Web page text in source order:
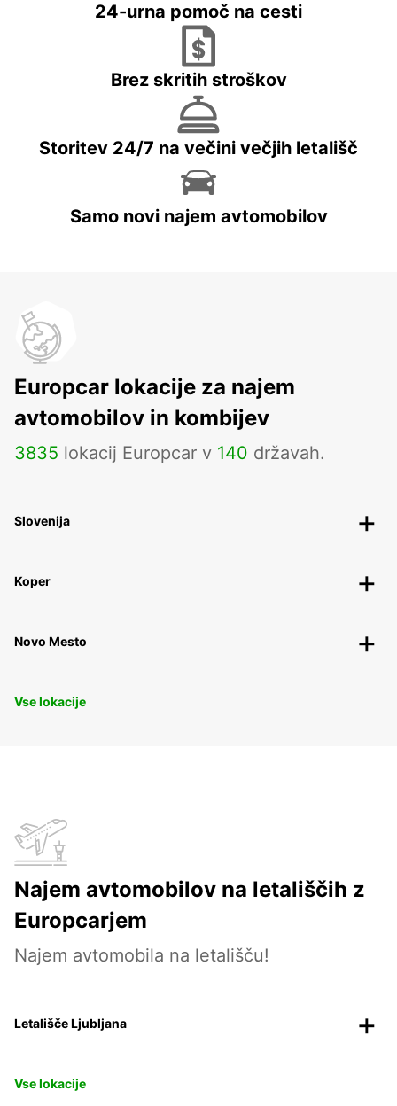
24-urna pomoč na cesti
Brez skritih stroškov
Storitev 24/7 na večini večjih letališč
Samo novi najem avtomobilov
Europcar lokacije za najem
avtomobilov in kombijev
3835 lokacij Europcar v 140 državah.
Slovenija
Koper
Novo Mesto
Vse lokacije
Najem avtomobilov na letališčih z
Europcarjem
Najem avtomobila na letališču!
Letališče Ljubljana
Vse lokacije